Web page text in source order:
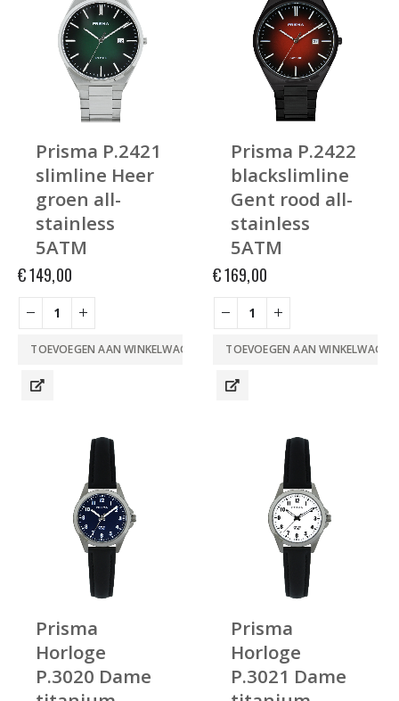
Prisma P.2421
slimline Heer
groen all-
stainless
5ATM
€149,00
TOEVOEGEN AAN WINKELWAGEN
Prisma P.2422
blackslimline
Gent rood all-
stainless
5ATM
€169,00
TOEVOEGEN AAN WINKELWAGEN
Prisma
Horloge
P.3020 Dame
Prisma
Horloge
P.3021 Dame